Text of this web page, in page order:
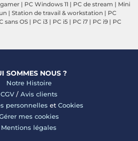
| PC Windows 11 | PC de stream | Mini
| Station de travail & workstation | PC
sans OS | PC i3 | PC i5 | PC i7 | PC i9 | PC
SOMMES NOUS ?
Notre Histoire
CGV/ Avis clients
personnelles et Cookies
mes cookies
Mentions légales